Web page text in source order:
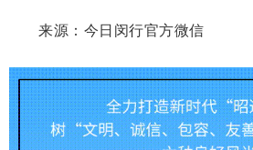
来源： 今日闵行官方微信